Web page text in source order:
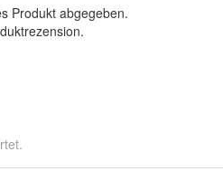
Produkt abgegeben.
.